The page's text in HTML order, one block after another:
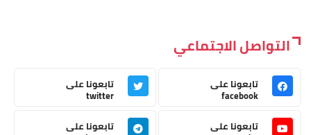
التواصل الاجتماعي
تابعونا على
facebook
تابعونا على
twitter
تابعونا على
تابعونا على